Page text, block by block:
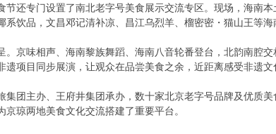
节还专门设置了南北老字号美食展示交流专区。现场，海南
饮品，文昌邓记清补凉、昌江乌烈羊、榴密密・猫山王等
。京味相声、海南黎族舞蹈、海南八音轮番登台，北韵南腔
项目同步展演，让观众在品尝美食之余，近距离感受非遗文
集团主办、王府井集团承办，数十家北京老字号品牌及优质
琼两地美食文化交流搭建了重要平台。